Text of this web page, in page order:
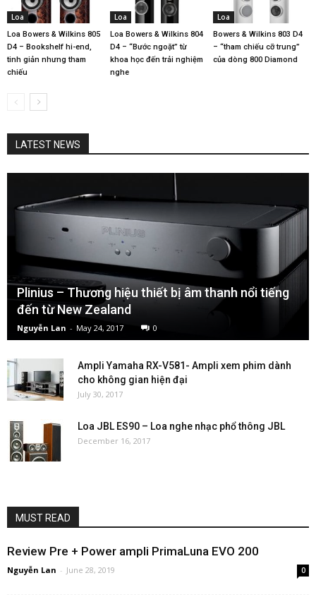
Loa
Loa Bowers & Wilkins 805
D4 – Bookshelf hi-end,
tinh giản nhưng tham
chiếu
Loa
Loa Bowers & Wilkins 804
D4 – “Bước ngoặt” từ
khoa học đến trải nghiệm
nghe
Loa
Bowers & Wilkins 803 D4
– “tham chiếu cỡ trung”
của dòng 800 Diamond
LATEST NEWS
Plinius – Thương hiệu thiết bị âm thanh nổi tiếng
đến từ New Zealand
Nguyễn Lan - May 24, 2017 0
Ampli Yamaha RX-V581- Ampli xem phim dành
cho không gian hiện đại
July 30, 2017
Loa JBL ES90 – Loa nghe nhạc phổ thông JBL
December 16, 2017
MUST READ
Review Pre + Power ampli PrimaLuna EVO 200
Nguyễn Lan - June 28, 2019 0